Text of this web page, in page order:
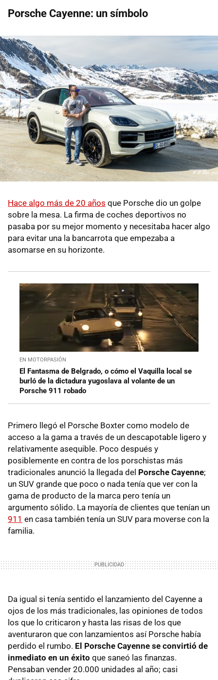
Porsche Cayenne: un símbolo
Hace algo más de 20 años que Porsche dio un golpe
sobre la mesa. La firma de coches deportivos no
pasaba por su mejor momento y necesitaba hacer algo
para evitar una la bancarrota que empezaba a
asomarse en su horizonte.
EN MOTORPASIÓN
El Fantasma de Belgrado, o cómo el Vaquilla local se
burló de la dictadura yugoslava al volante de un
Porsche 911 robado
Primero llegó el Porsche Boxter como modelo de
acceso a la gama a través de un descapotable ligero y
relativamente asequible. Poco después y
posiblemente en contra de los porschistas más
tradicionales anunció la llegada del Porsche Cayenne;
un SUV grande que poco o nada tenía que ver con la
gama de producto de la marca pero tenía un
argumento sólido. La mayoría de clientes que tenían un
911 en casa también tenía un SUV para moverse con la
familia.
Da igual si tenía sentido el lanzamiento del Cayenne a
ojos de los más tradicionales, las opiniones de todos
los que lo criticaron y hasta las risas de los que
aventuraron que con lanzamientos así Porsche había
perdido el rumbo. El Porsche Cayenne se convirtió de
inmediato en un éxito que saneó las finanzas.
Pensaban vender 20.000 unidades al año; casi